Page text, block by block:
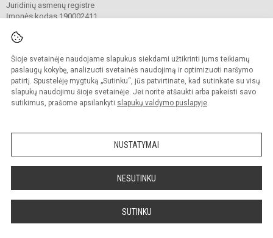
Šioje svetainėje naudojame slapukus siekdami užtikrinti jums teikiamų
paslaugų kokybę, analizuoti svetainės naudojimą ir optimizuoti naršymo
patirtį. Spustelėję mygtuką „Sutinku“, jūs patvirtinate, kad sutinkate su visų
slapukų naudojimu šioje svetainėje. Jei norite atšaukti arba pakeisti savo
sutikimus, prašome apsilankyti slapukų valdymo puslapyje.
NUSTATYMAI
NESUTINKU
SUTINKU
Juridinių asmenų registre
Įmonės kodas 190002411
© 2022. Vilniaus Levo Karsavino mokykla. Visos teisės saugomos.
Kopijuoti turinį be raštiško gimnazijos sutikimo griežtai draudžiama.
Prieinamumo paraiška Slapukų valdymas
Sumanus būdas atnaujinti